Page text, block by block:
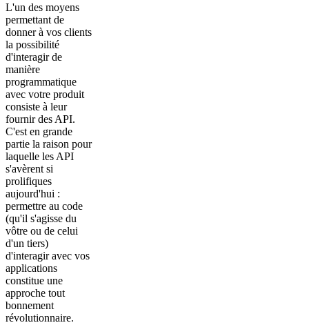
L'un des moyens
permettant de
donner à vos clients
la possibilité
d'interagir de
manière
programmatique
avec votre produit
consiste à leur
fournir des API.
C'est en grande
partie la raison pour
laquelle les API
s'avèrent si
prolifiques
aujourd'hui :
permettre au code
(qu'il s'agisse du
vôtre ou de celui
d'un tiers)
d'interagir avec vos
applications
constitue une
approche tout
bonnement
révolutionnaire.